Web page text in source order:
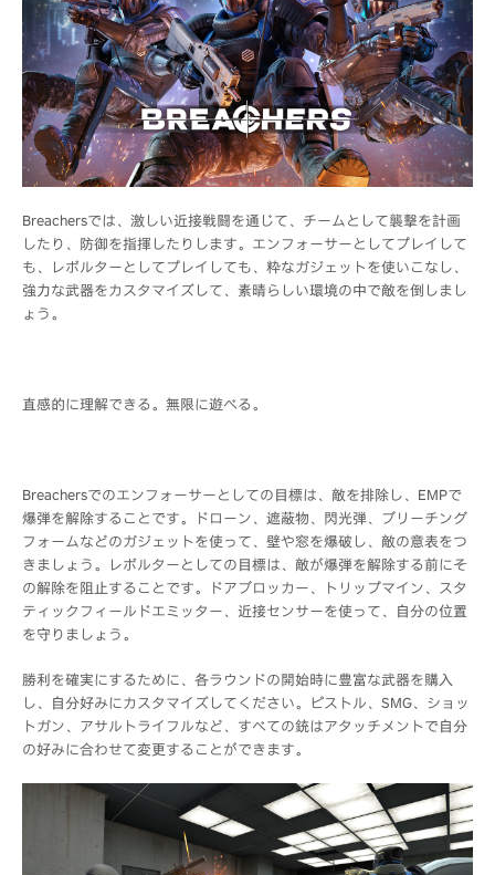
Breachersでは、激しい近接戦闘を通じて、チームとして襲撃を計画
したり、防御を指揮したりします。エンフォーサーとしてプレイして
も、レボルターとしてプレイしても、粋なガジェットを使いこなし、
強力な武器をカスタマイズして、素晴らしい環境の中で敵を倒しまし
ょう。
直感的に理解できる。無限に遊べる。
Breachersでのエンフォーサーとしての目標は、敵を排除し、EMPで
爆弾を解除することです。ドローン、遮蔽物、閃光弾、ブリーチング
フォームなどのガジェットを使って、壁や窓を爆破し、敵の意表をつ
きましょう。レボルターとしての目標は、敵が爆弾を解除する前にそ
の解除を阻止することです。ドアブロッカー、トリップマイン、スタ
ティックフィールドエミッター、近接センサーを使って、自分の位置
を守りましょう。
勝利を確実にするために、各ラウンドの開始時に豊富な武器を購入
し、自分好みにカスタマイズしてください。ピストル、SMG、ショッ
トガン、アサルトライフルなど、すべての銃はアタッチメントで自分
の好みに合わせて変更することができます。